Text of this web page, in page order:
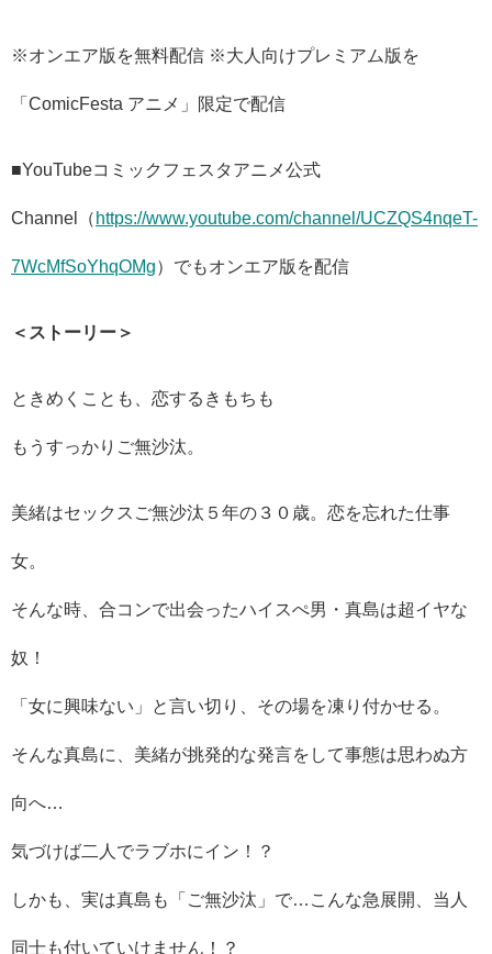
※オンエア版を無料配信 ※大人向けプレミアム版を
「ComicFesta アニメ」限定で配信
■YouTubeコミックフェスタアニメ公式
Channel（ https://www.youtube.com/channel/UCZQS4nqeT-
7WcMfSoYhqOMg）でもオンエア版を配信
＜ストーリー＞
ときめくことも、恋するきもちも
もうすっかりご無沙汰。
美緒はセックスご無沙汰５年の３０歳。恋を忘れた仕事
女。
そんな時、合コンで出会ったハイスぺ男・真島は超イヤな
奴！
「女に興味ない」と言い切り、その場を凍り付かせる。
そんな真島に、美緒が挑発的な発言をして事態は思わぬ方
向へ…
気づけば二人でラブホにイン！？
しかも、実は真島も「ご無沙汰」で…こんな急展開、当人
同士も付いていけません！？